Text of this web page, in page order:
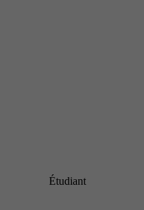
Étudiant